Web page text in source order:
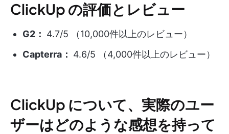
ClickUp の評価とレビュー
G2： 4.7/5 （10,000件以上のレビュー）
Capterra： 4.6/5 （4,000件以上のレビュー）
ClickUp について、実際のユー
ザーはどのような感想を持って